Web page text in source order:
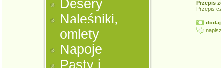
Desery
Naleśniki,
omlety
Napoje
Pasty i
Przepis
Przepis